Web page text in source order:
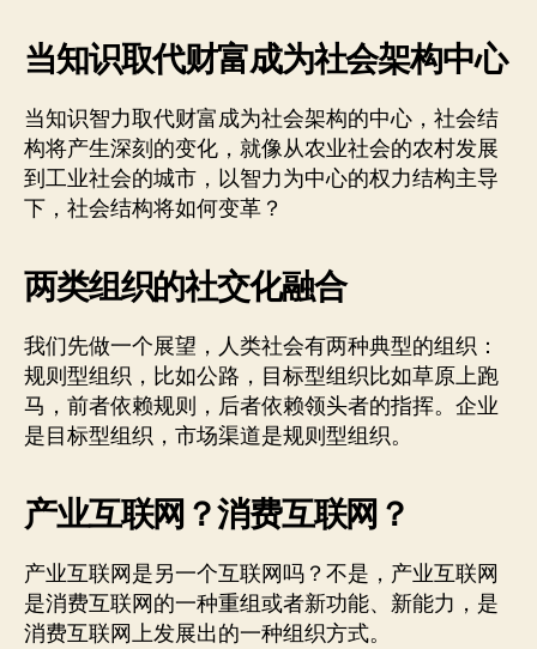
当知识取代财富成为社会架构中心
当知识智力取代财富成为社会架构的中心，社会结
构将产生深刻的变化，就像从农业社会的农村发展
到工业社会的城市，以智力为中心的权力结构主导
下，社会结构将如何变革？
两类组织的社交化融合
我们先做一个展望，人类社会有两种典型的组织：
规则型组织，比如公路，目标型组织比如草原上跑
马，前者依赖规则，后者依赖领头者的指挥。企业
是目标型组织，市场渠道是规则型组织。
产业互联网？消费互联网？
产业互联网是另一个互联网吗？不是，产业互联网
是消费互联网的一种重组或者新功能、新能力，是
消费互联网上发展出的一种组织方式。